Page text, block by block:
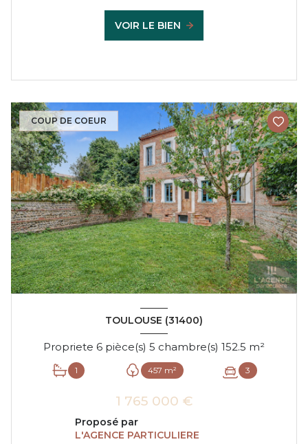
VOIR LE BIEN
COUP DE COEUR
TOULOUSE (31400)
Propriete 6 pièce(s) 5 chambre(s) 152.5 m²
1 457 m² 3
1 765 000 €
Proposé par
L'AGENCE PARTICULIERE